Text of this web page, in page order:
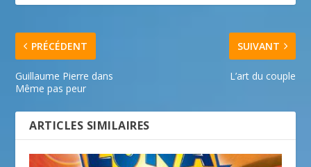
PRÉCÉDENT
Guillaume Pierre dans
Même pas peur
SUIVANT
L’art du couple
ARTICLES SIMILAIRES